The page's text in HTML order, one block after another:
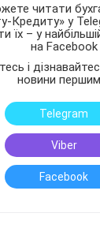
читати
Кредиту» у
їх – у
на Facebook
і
новини
Telegram
Viber
Facebook